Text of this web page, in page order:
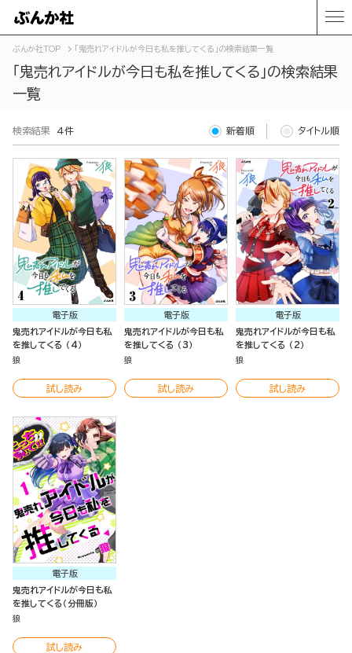
ぶんか社TOP 「鬼売れアイドルが今日も私を推してくる」の検索結果一覧
「鬼売れアイドルが今日も私を推してくる」の検索結果
一覧
検索結果 4件 新着順 タイトル順
電子版
鬼売れアイドルが今日も私
を推してくる （4）
狼
試し読み
電子版
鬼売れアイドルが今日も私
を推してくる （3）
狼
試し読み
電子版
鬼売れアイドルが今日も私
を推してくる （2）
狼
試し読み
電子版
鬼売れアイドルが今日も私
を推してくる（分冊版）
狼
試し読み